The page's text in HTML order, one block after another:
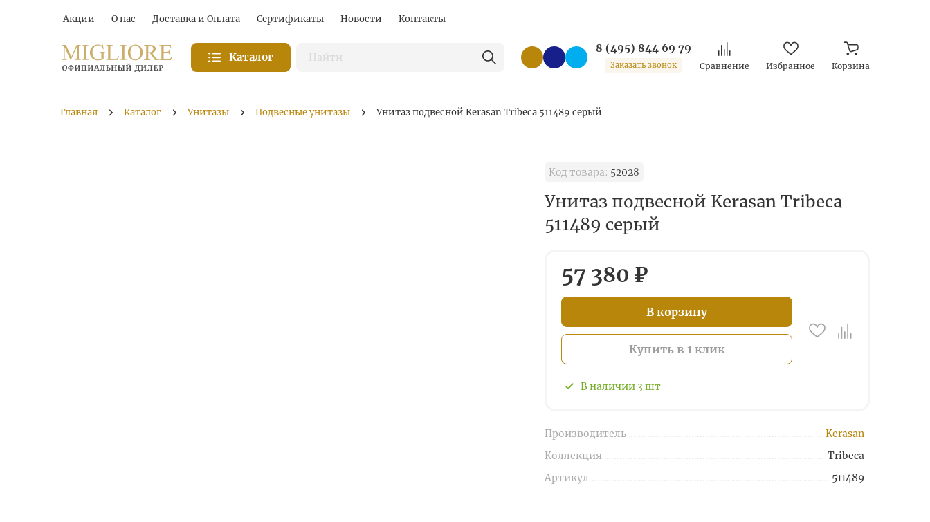
Акции О нас Доставка и Оплата Сертификаты Новости Контакты
Каталог
8 (495) 844 69 79
Заказать звонок Сравнение Избранное Корзина
Главная Каталог Унитазы Подвесные унитазы Унитаз подвесной Kerasan Tribeca 511489 серый
Код товара: 52028
Унитаз подвесной Kerasan Tribeca
511489 серый
57 380 ₽
В корзину
Купить в 1 клик
В наличии 3 шт
Производитель
Kerasan
Коллекция
Tribeca
Артикул
511489